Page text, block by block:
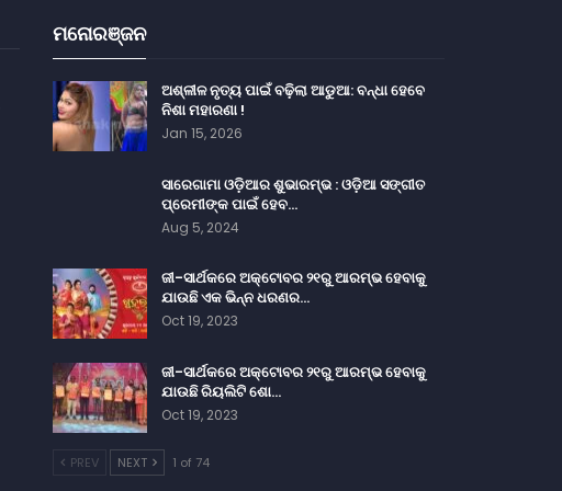
ମନୋରଞ୍ଜନ
ଅଶ୍ଳୀଳ ନୃତ୍ୟ ପାଇଁ ବଢ଼ିଲା ଆଡୁଆ: ବନ୍ଧା ହେବେ
ନିଶା ମହାରଣା !
Jan 15, 2026
ସାରେଗାମା ଓଡ଼ିଆର ଶୁଭାରମ୍ଭ : ଓଡ଼ିଆ ସଙ୍ଗୀତ
ପ୍ରେମୀଙ୍କ ପାଇଁ ହେବ…
Aug 5, 2024
ଜୀ-ସାର୍ଥକରେ ଅକ୍ଟୋବର ୨୧ରୁ ଆରମ୍ଭ ହେବାକୁ
ଯାଉଛି ଏକ ଭିନ୍ନ ଧରଣର…
Oct 19, 2023
ଜୀ-ସାର୍ଥକରେ ଅକ୍ଟୋବର ୨୧ରୁ ଆରମ୍ଭ ହେବାକୁ
ଯାଉଛି ରିୟଲିଟି ଶୋ…
Oct 19, 2023
PREV NEXT 1 of 74